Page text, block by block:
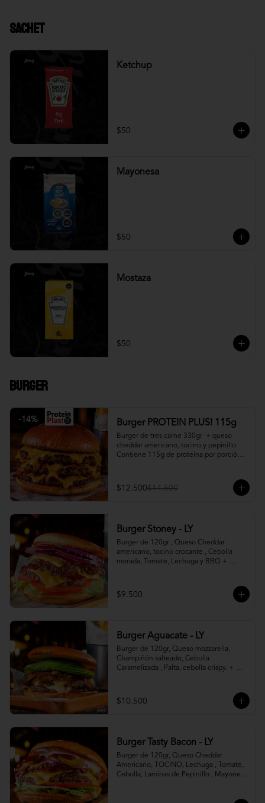
Sachet
Ketchup
$50
Mayonesa
$50
Mostaza
$50
Burger
-14% Burger PROTEIN PLUS! 115g
Burger de tres carne 330gr  + queso
cheddar americano, tocino y pepinillo.
Contiene 115g de proteína por porción.
$12.500$14.500
Burger Stoney - LY
Burger de 120gr , Queso Cheddar
americano, tocino crocante , Cebolla
morada, Tomate, Lechuga y BBQ +
$9.500
Burger Aguacate - LY
Burger de 120gr, Queso mozzarella,
Champiñón salteado, Cebolla
Caramelizada , Palta, cebolla crispy. +
$10.500
Burger Tasty Bacon - LY
Burger de 120gr, Queso Cheddar
Americano, TOCINO, Lechuga , Tomate,
Cebolla, Laminas de Pepinillo , Mayonesa